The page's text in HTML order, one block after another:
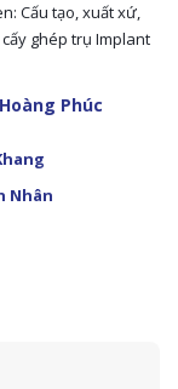
Cấu tạo, xuất xứ,
ghép trụ Implant
Phúc
Nhân